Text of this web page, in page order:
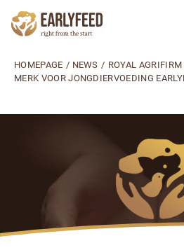
HOMEPAGE / NEWS / ROYAL
MERK VOOR JONGDIERVOEDING